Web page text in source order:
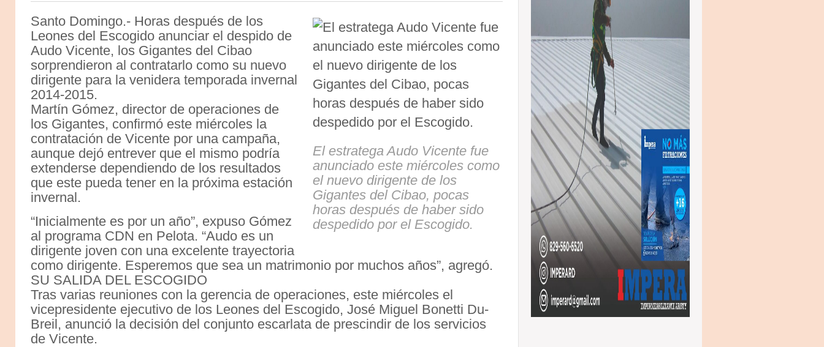
El estratega Audo Vicente fue
anunciado este miércoles como
el nuevo dirigente de los
Gigantes del Cibao, pocas
horas después de haber sido
despedido por el Escogido.
Santo Domingo.- Horas después de los
Leones del Escogido anunciar el despido de
Audo Vicente, los Gigantes del Cibao
sorprendieron al contratarlo como su nuevo
dirigente para la venidera temporada invernal
2014-2015.
Martín Gómez, director de operaciones de
los Gigantes, confirmó este miércoles la
contratación de Vicente por una campaña,
aunque dejó entrever que el mismo podría
extenderse dependiendo de los resultados
que este pueda tener en la próxima estación
invernal.
“Inicialmente es por un año”, expuso Gómez
al programa CDN en Pelota. “Audo es un
dirigente joven con una excelente trayectoria
como dirigente. Esperemos que sea un matrimonio por muchos años”, agregó.
SU SALIDA DEL ESCOGIDO
Tras varias reuniones con la gerencia de operaciones, este miércoles el
vicepresidente ejecutivo de los Leones del Escogido, José Miguel Bonetti Du-
Breil, anunció la decisión del conjunto escarlata de prescindir de los servicios
de Vicente.